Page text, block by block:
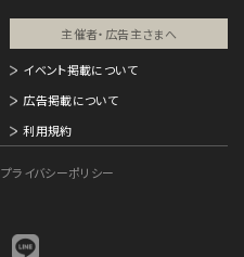
主催者・広告主さまへ​
イベント掲載について
広告掲載について
利用規約
プライバシーポリシー